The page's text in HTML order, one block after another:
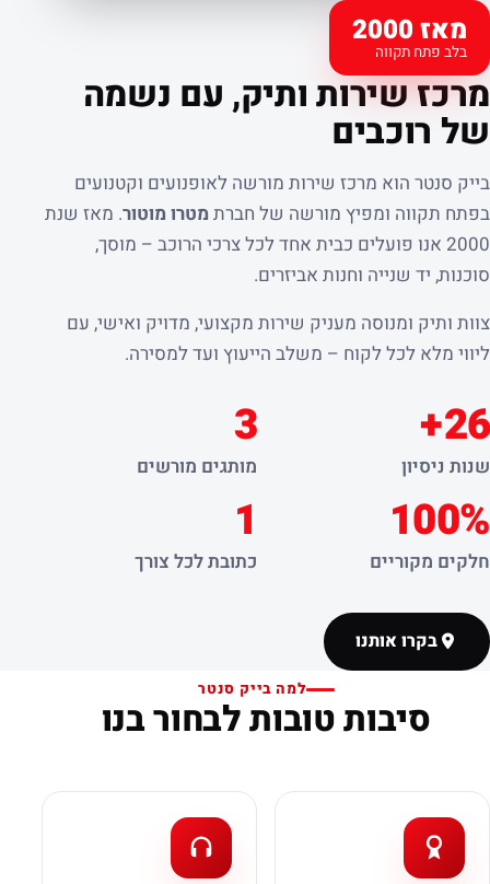
מאז 2000
בלב פתח תקווה
קצת עלינו
מרכז שירות ותיק, עם נשמה
של רוכבים
בייק סנטר הוא מרכז שירות מורשה לאופנועים וקטנועים
בפתח תקווה ומפיץ מורשה של חברת מטרו מוטור. מאז שנת
2000 אנו פועלים כבית אחד לכל צרכי הרוכב – מוסך,
סוכנות, יד שנייה וחנות אביזרים.
צוות ותיק ומנוסה מעניק שירות מקצועי, מדויק ואישי, עם
ליווי מלא לכל לקוח – משלב הייעוץ ועד למסירה.
26+
שנות ניסיון
3
מותגים מורשים
100%
חלקים מקוריים
1
כתובת לכל צורך
בקרו אותנו
למה בייק סנטר
סיבות טובות לבחור בנו